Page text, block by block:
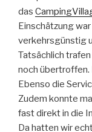
das
Einschätzung
verkehrsgünstig
Tatsächlich
noch übertroffen.
Ebenso die
Zudem konnte
fast direkt in die
Da hatten wir